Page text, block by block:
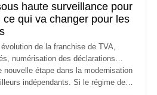
haute surveillance pour
ce qui va changer pour les
de la franchise de TVA,
numérisation des déclarations…
nouvelle étape dans la modernisation
indépendants. Si le régime de